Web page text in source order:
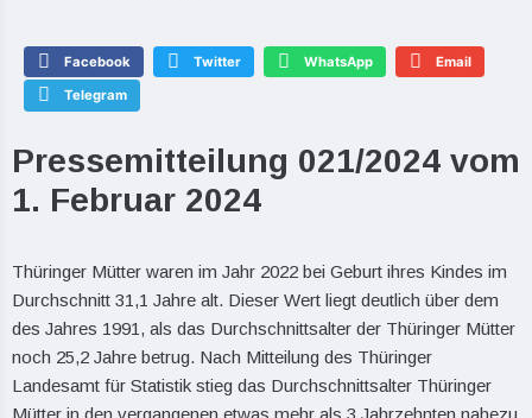
Facebook Twitter WhatsApp Email
Telegram
Pressemitteilung 021/2024 vom
1. Februar 2024
Thüringer Mütter waren im Jahr 2022 bei Geburt ihres Kindes im
Durchschnitt 31,1 Jahre alt. Dieser Wert liegt deutlich über dem
des Jahres 1991, als das Durchschnittsalter der Thüringer Mütter
noch 25,2 Jahre betrug. Nach Mitteilung des Thüringer
Landesamt für Statistik stieg das Durchschnittsalter Thüringer
Mütter in den vergangenen etwas mehr als 3 Jahrzehnten nahezu